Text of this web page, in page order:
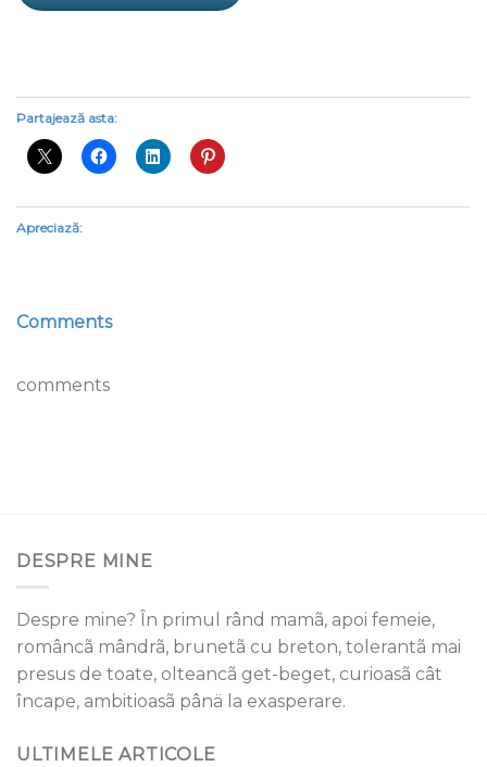
Partajează asta:
Apreciază:
Comments
comments
DESPRE MINE
Despre mine? În primul rând mamã, apoi femeie,
româncã mândrã, brunetã cu breton, tolerantã mai
presus de toate, olteancã get-beget, curioasã cât
încape, ambitioasã pânä la exasperare.
ULTIMELE ARTICOLE